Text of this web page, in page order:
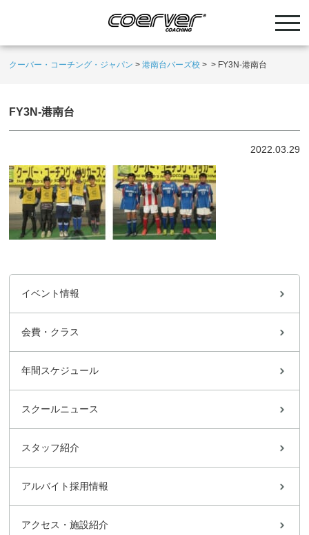
クーバー・コーチング・ジャパン >港南台バーズ校 > > FY3N-港南台
FY3N-港南台
2022.03.29
イベント情報
会費・クラス
年間スケジュール
スクールニュース
スタッフ紹介
アルバイト採用情報
アクセス・施設紹介